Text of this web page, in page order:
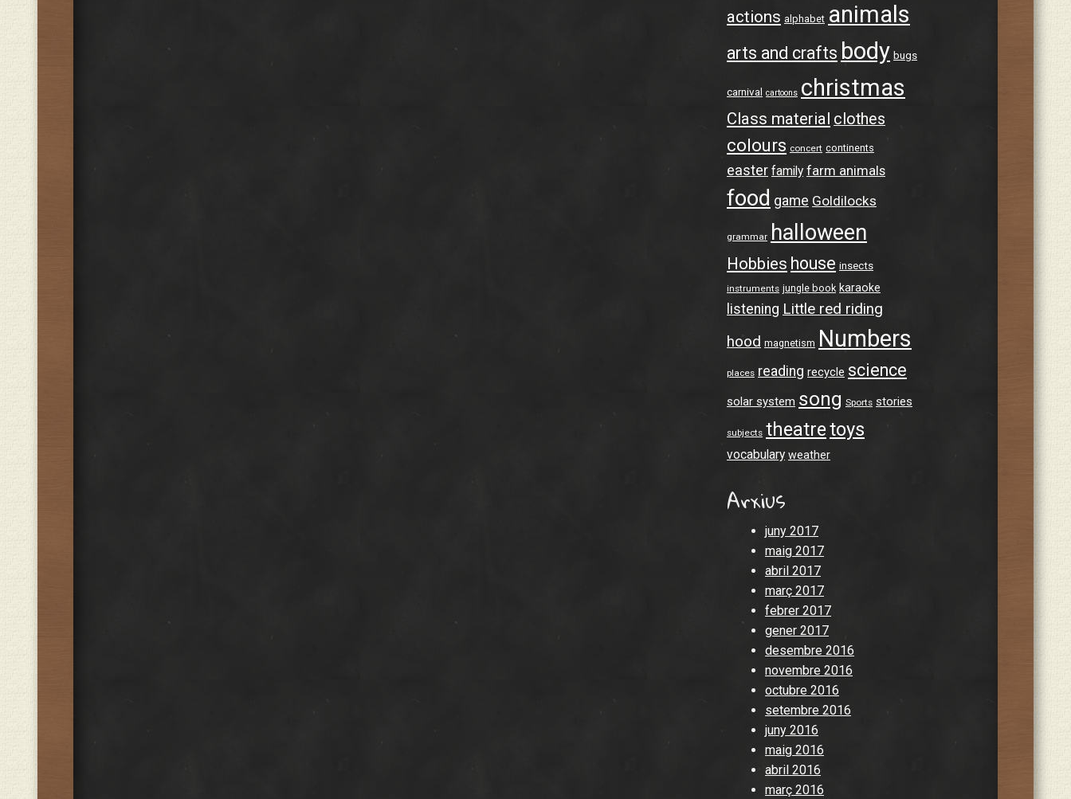
actions alphabet animals
arts and crafts body bugs
carnival cartoons christmas
Class material clothes
colours concert continents
easter family farm animals
food game Goldilocks
grammar halloween
Hobbies house insects
instruments jungle book karaoke
listening Little red riding
hood magnetism Numbers
places reading recycle science
solar system song Sports stories
subjects theatretoys
vocabulary weather
Arxius
juny 2017
maig 2017
abril 2017
març 2017
febrer 2017
gener 2017
desembre 2016
novembre 2016
octubre 2016
setembre 2016
juny 2016
maig 2016
abril 2016
març 2016